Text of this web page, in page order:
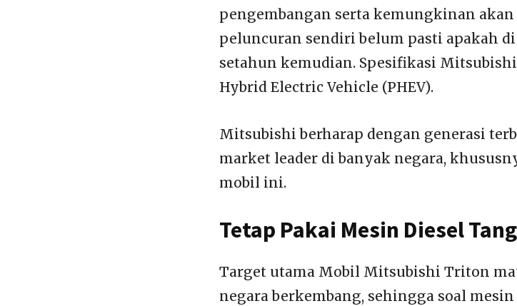
pengembangan serta kemungkinan akan
peluncuran sendiri belum pasti apakah
setahun kemudian. Spesifikasi
Hybrid Electric Vehicle (PHEV).
Mitsubishi berharap dengan generasi
market leader di banyak negara,
mobil ini.
Tetap Pakai Mesin Diesel
Target utama Mobil Mitsubishi Triton
negara berkembang, sehingga soal